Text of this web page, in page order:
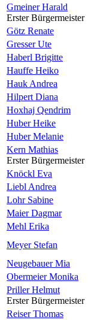
Gmeiner Harald
Erster Bürgermeister
Götz Renate
Gresser Ute
Haberl Brigitte
Hauffe Heiko
Hauk Andrea
Hilpert Diana
Hoxhaj Qendrim
Huber Heike
Huber Melanie
Kern Mathias
Erster Bürgermeister
Knöckl Eva
Liebl Andrea
Lohr Sabine
Maier Dagmar
Mehl Erika
Meyer Stefan
Neugebauer Mia
Obermeier Monika
Priller Helmut
Erster Bürgermeister
Reiser Thomas